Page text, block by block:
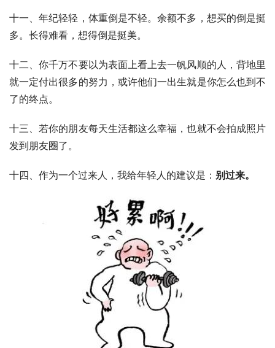
十一、年纪轻轻，体重倒是不轻。余额不多，想买的倒是挺
多。长得难看，想得倒是挺美。
十二、你千万不要以为表面上看上去一帆风顺的人，背地里
就一定付出很多的努力，或许他们一出生就是你怎么也到不
了的终点。
十三、若你的朋友每天生活都这么幸福，也就不会拍成照片
发到朋友圈了。
十四、作为一个过来人，我给年轻人的建议是： 别过来。